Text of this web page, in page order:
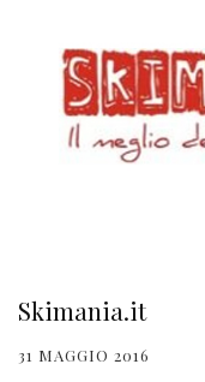
Skimania.it
31 MAGGIO 2016